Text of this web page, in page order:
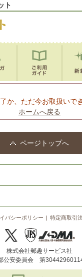
ト
か、ただ今お取扱いで
ホームへ戻る
ページトップへ
バシーポリシー 特定商取引
株式会社郵趣サービス社
公安委員会 第